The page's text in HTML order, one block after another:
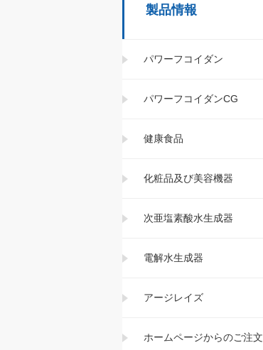
製品情報
パワーフコイダン
パワーフコイダンCG
健康食品
化粧品及び美容機器
次亜塩素酸水生成器
電解水生成器
アージレイズ
ホームページからのご注文